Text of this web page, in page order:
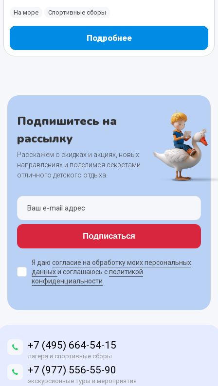
На море Спортивные сборы
Подробнее
Подпишитесь на
рассылку
Расскажем о скидках и акциях, новых
направлениях и поделимся секретами
отличного детского отдыха.
Подписаться
Я даю согласие на обработку моих персональных
данныхи соглашаюсь сполитикой
конфиденциальности
+7 (495) 664-54-15
лагеря и спортивные сборы
+7 (977) 556-55-90
экскурсионные туры и мероприятия